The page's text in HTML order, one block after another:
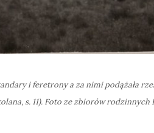
i feretrony a za nimi podążała
, s. 11). Foto ze zbiorów rodzinnych